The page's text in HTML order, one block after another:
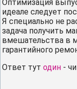
Оптимизация
идеале следует
Я специально не
задача получить
вмешательства в
гарантийного
Ответ тут один -